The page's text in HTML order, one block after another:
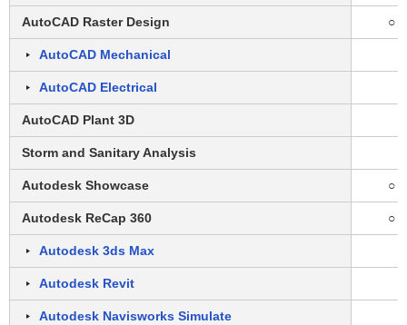
AutoCAD Raster Design ○
AutoCAD Mechanical
AutoCAD Electrical
AutoCAD Plant 3D
Storm and Sanitary Analysis
Autodesk Showcase ○
Autodesk ReCap 360 ○
Autodesk 3ds Max
Autodesk Revit
Autodesk Navisworks Simulate